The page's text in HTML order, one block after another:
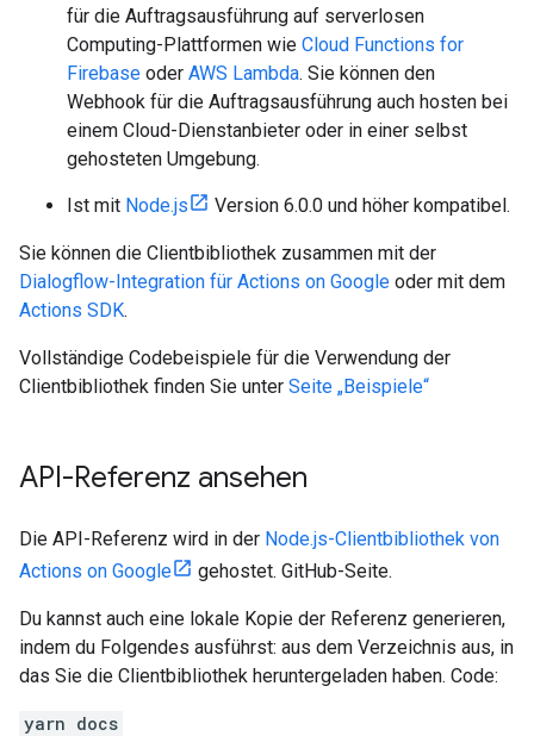
für die Auftragsausführung auf serverlosen
Computing-Plattformen wie Cloud Functions for
Firebase oder AWS Lambda. Sie können den
Webhook für die Auftragsausführung auch hosten bei
einem Cloud-Dienstanbieter oder in einer selbst
gehosteten Umgebung.
Ist mit Node.js Version 6.0.0 und höher kompatibel.
Sie können die Clientbibliothek zusammen mit der
Dialogflow-Integration für Actions on Google oder mit dem
Actions SDK.
Vollständige Codebeispiele für die Verwendung der
Clientbibliothek finden Sie unter Seite „Beispiele“
API-Referenz ansehen
Die API-Referenz wird in der Node.js-Clientbibliothek von
Actions on Google
gehostet. GitHub-Seite.
Du kannst auch eine lokale Kopie der Referenz generieren,
indem du Folgendes ausführst: aus dem Verzeichnis aus, in
das Sie die Clientbibliothek heruntergeladen haben. Code:
yarn docs